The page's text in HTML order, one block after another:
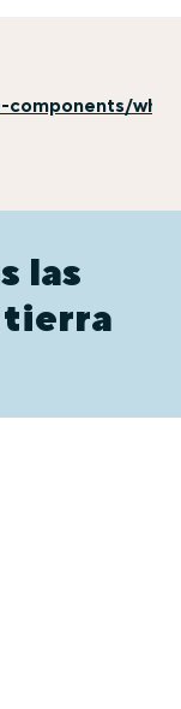
las
tierra